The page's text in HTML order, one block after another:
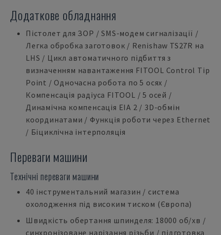
Додаткове обладнання
Пістолет для ЗОР / SMS-модем сигналізації /
Легка обробка заготовок / Renishaw TS27R на
LHS / Цикл автоматичного підбиття з
визначенням навантаження FITOOL Control Tip
Point / Одночасна робота по 5 осях /
Компенсація радіуса FITOOL / 5 осей /
Динамічна компенсація EIA 2 / 3D-обмін
координатами / Функція роботи через Ethernet
/ Біциклічна інтерполяція
Переваги машини
Технічні переваги машини
40 інструментальний магазин / система
охолодження під високим тиском (Європа)
Швидкість обертання шпинделя: 18000 об/хв /
синхронізоване нарізання різьби / підготовка